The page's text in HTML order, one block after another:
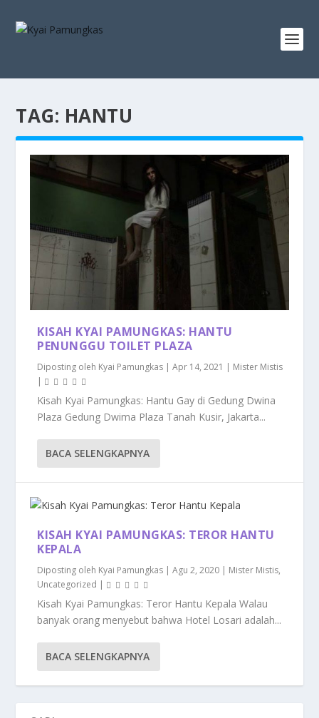
TAG: HANTU
KISAH KYAI PAMUNGKAS: HANTU
PENUNGGU TOILET PLAZA
Diposting oleh Kyai Pamungkas |Apr 14, 2021 | Mister Mistis
|
Kisah Kyai Pamungkas: Hantu Gay di Gedung Dwina
Plaza Gedung Dwima Plaza Tanah Kusir, Jakarta...
BACA SELENGKAPNYA
KISAH KYAI PAMUNGKAS: TEROR HANTU
KEPALA
Diposting oleh Kyai Pamungkas |Agu 2, 2020 | Mister Mistis,
Uncategorized |
Kisah Kyai Pamungkas: Teror Hantu Kepala Walau
banyak orang menyebut bahwa Hotel Losari adalah...
BACA SELENGKAPNYA